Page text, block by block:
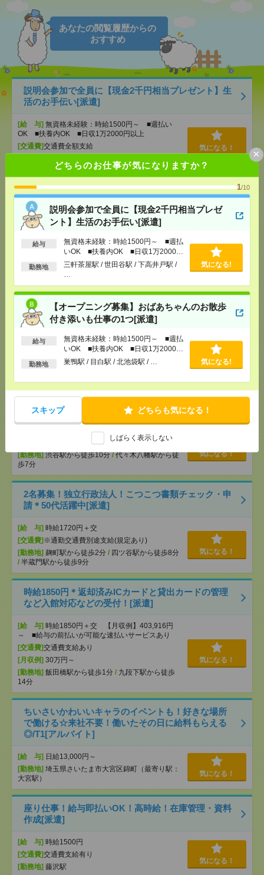
どちらのお仕事が気になりますか？
1/10
説明会参加で全員に【現金2千円相当プレゼ
ント】生活のお手伝い[派遣]
給与
無資格未経験：時給1500円～ ■週払
いOK ■扶養内OK ■日収1万2000円
以上
勤務地
三軒茶屋駅 / 世田谷駅 / 下高井戸駅 /
気になる!
【オープニング募集】おばあちゃんのお散歩
付き添いも仕事の1つ[派遣]
給与
無資格未経験：時給1500円～ ■週払
いOK ■扶養内OK ■日収1万2000円
以上
勤務地 巣鴨駅 / 目白駅 / 北池袋駅 / … 気になる!
スキップ どちらも気になる！
しばらく表示しない
×
あなたの閲覧履歴からの
おすすめ
説明会参加で全員に【現金2千円相当プレゼント】生
活のお手伝い[派遣]
[給 与] 無資格未経験：時給1500円～ ■週払い
OK ■扶養内OK ■日収1万2000円以上
[交通費]交通費全額支給
気になる！
【オープニング募集】おばあちゃんのお散歩付き添
いも仕事の1つ[派遣]
[給 与]
無資格未経験：時給1500円～ ■週払い
OK ■扶養内OK ■日収1万2000円以上
[交通費]交通費全額支給
巣鴨駅/ 目白駅/北池袋駅 …
気になる！
1700円＊＼LINEグループの健保組合／残業なし！16
時半終了！データ入力[派遣]
[給 与]
時給1700円 月収例 221,000円
[月収例]20～25万円
赤坂見附駅から徒歩3分/永田町駅から徒
歩1分
気になる！
9月開始！大手放送局関連企業！10時開始×カンタン
事務@渋谷＊50代活躍中[派遣]
時給1750円＋交
[勤務地]渋谷駅から徒歩10分/代々木八幡駅から徒
歩7分
気になる！
2名募集！独立行政法人！こつこつ書類チェック・申
請＊50代活躍中[派遣]
[給 与] 時給1720円＋交
[交通費] ※通勤交通費別途支給(規定あり)
[勤務地] 麹町駅から徒歩2分 / 四ツ谷駅から徒歩8分
/ 半蔵門駅から徒歩9分
気になる！
時給1850円＊返却済みICカードと貸出カードの管理
など入館対応などの受付！[派遣]
[給 与] 時給1850円＋交 【月収例】403,916円
～ ■給与の前払いが可能な速払いサービスあり
[交通費]交通費支給あり
[月収例] 30万円～
[勤務地] 飯田橋駅から徒歩1分 / 九段下駅から徒歩
14分
気になる！
ちいさいかわいいキャラのイベントも！好きな場所
で働ける☆来社不要！働いたその日に給料もらえる
◎/T1[アルバイト]
[給 与] 日給13,000円～
[勤務地] 埼玉県さいたま市大宮区錦町（最寄り駅：
大宮駅）
気になる！
座り仕事！給与即払いOK！高時給！在庫管理・資料
作成[派遣]
[給 与] 時給1500円
[交通費]交通費支給有り
[勤務地] 藤沢駅
気になる！